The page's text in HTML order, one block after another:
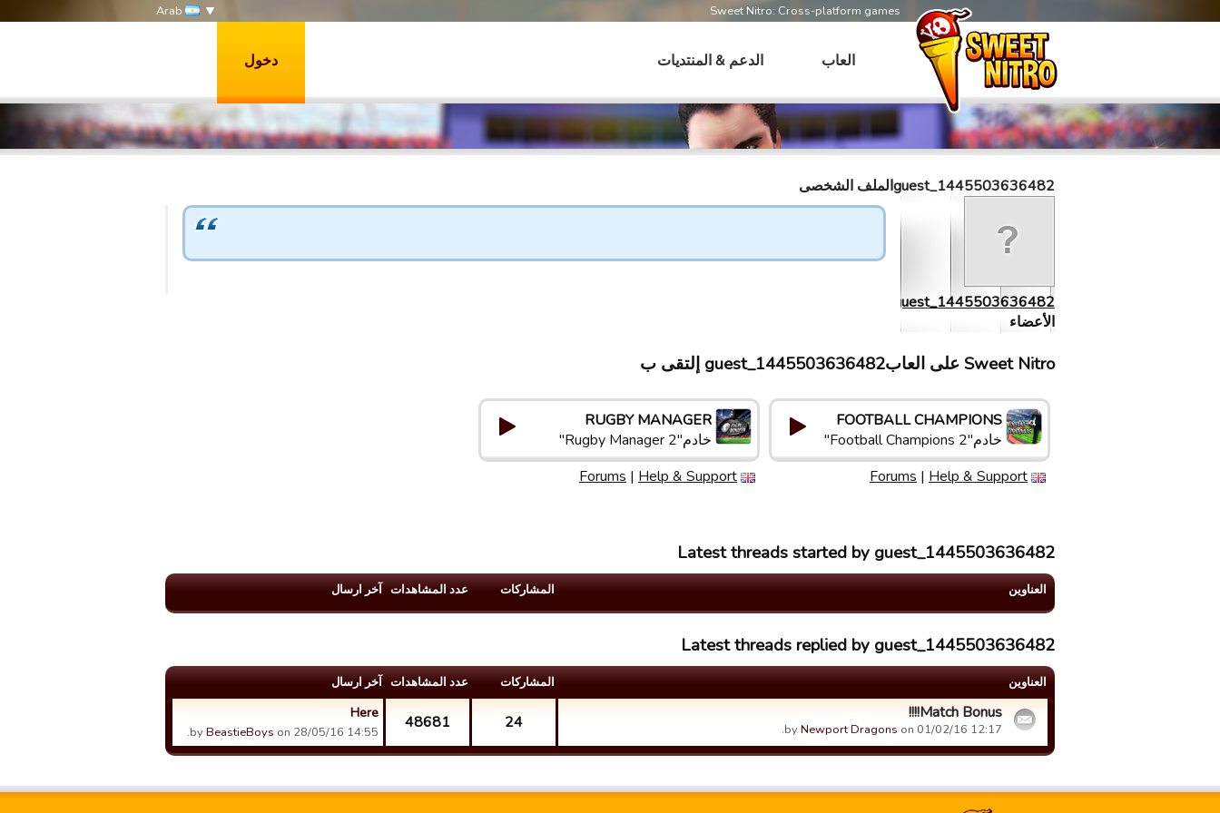
Sweet Nitro: Cross-platform games
العاب الدعم & المنتديات دخول
guest_1445503636482الملف الشخصى
guest_1445503636482
الأعضاء
Sweet Nitro علی العابguest_1445503636482 إلتقى ب
FOOTBALL CHAMPIONS
خادم"Football Champions 2"
Forums | Help & Support
RUGBY MANAGER
خادم"Rugby Manager 2"
Forums | Help & Support
Latest threads started by guest_1445503636482
العناوین المشارکات عدد المشاهدات آخر ارسال
Latest threads replied by guest_1445503636482
العناوین المشارکات عدد المشاهدات آخر ارسال
Match Bonus!!!!
byNewport Dragons on 01/02/16 12:17.
24
48681
Here
byBeastieBoys on 28/05/16 14:55.